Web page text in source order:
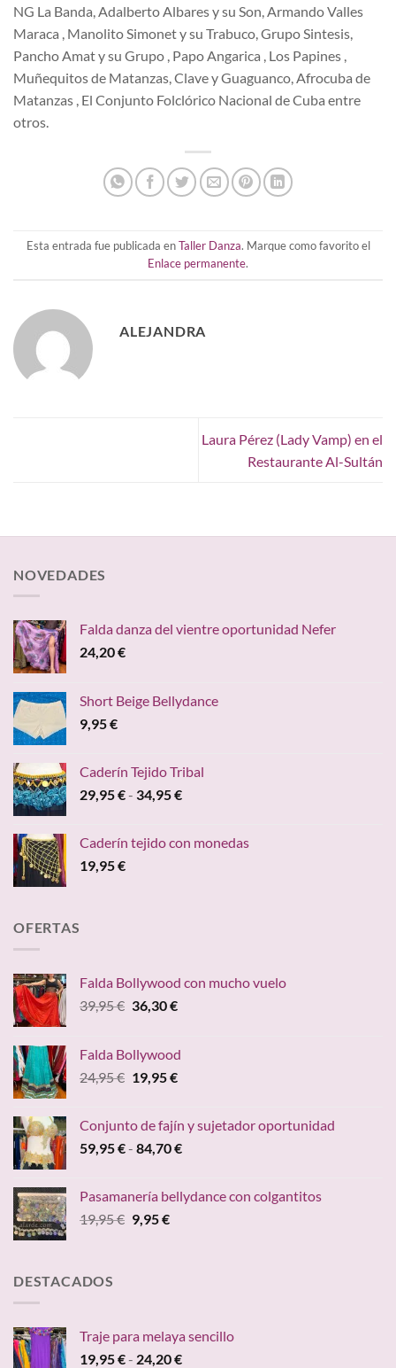
NG La Banda, Adalberto Albares y su Son, Armando Valles
Maraca , Manolito Simonet y su Trabuco, Grupo Sintesis,
Pancho Amat y su Grupo , Papo Angarica , Los Papines ,
Muñequitos de Matanzas, Clave y Guaguanco, Afrocuba de
Matanzas , El Conjunto Folclórico Nacional de Cuba entre
otros.
Esta entrada fue publicada enTaller Danza. Marque como favorito el
Enlace permanente.
ALEJANDRA
Laura Pérez (Lady Vamp) en el
Restaurante Al-Sultán
NOVEDADES
Falda danza del vientre oportunidad Nefer
24,20€
Short Beige Bellydance
9,95€
Caderín Tejido Tribal
29,95€- 34,95€Rango
desde
Caderín tejido con monedas
19,95€
OFERTAS
Falda Bollywood con mucho vuelo
39,95€ El
era:
39,95 €.
36,30€El
es:
36,30 €.
Falda Bollywood
24,95€ El
era:
24,95 €.
19,95€El
es:
19,95 €.
Conjunto de fajín y sujetador oportunidad
59,95€- 84,70€Rango
desde
Pasamanería bellydance con colgantitos
19,95€ El
9,95€El
DESTACADOS
Traje para melaya sencillo
19,95€- 24,20€Rango